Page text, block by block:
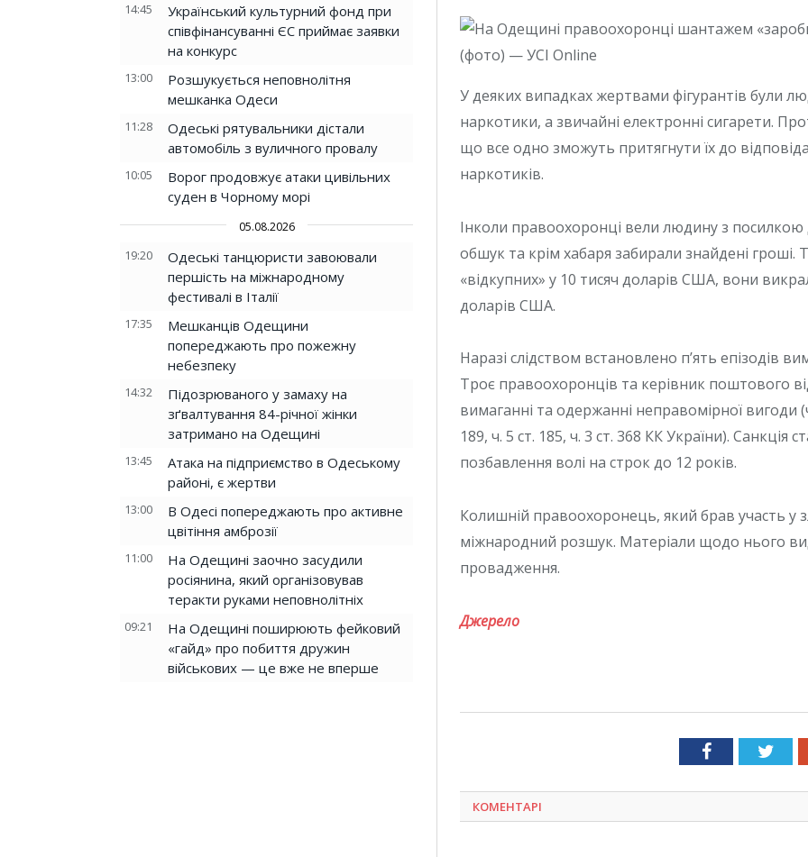
14:45
Український культурний фонд при
співфінансуванні ЄС приймає заявки
на конкурс
13:00
Розшукується неповнолітня
мешканка Одеси
11:28
Одеські рятувальники дістали
автомобіль з вуличного провалу
10:05
Ворог продовжує атаки цивільних
суден в Чорному морі
05.08.2026
19:20
Одеські танцюристи завоювали
першість на міжнародному
фестивалі в Італії
17:35
Мешканців Одещини
попереджають про пожежну
небезпеку
14:32
Підозрюваного у замаху на
зґвалтування 84-річної жінки
затримано на Одещині
13:45
Атака на підприємство в Одеському
районі, є жертви
13:00
В Одесі попереджають про активне
цвітіння амброзії
11:00
На Одещині заочно засудили
росіянина, який організовував
теракти руками неповнолітніх
09:21
На Одещині поширюють фейковий
«гайд» про побиття дружин
військових — це вже не вперше
У деяких випадках жертвами фігурантів були
наркотики, а звичайні електронні сигарети.
що все одно зможуть притягнути їх до
наркотиків.
Інколи правоохоронці вели людину з посилкою
обшук та крім хабаря забирали знайдені гроші.
«відкупних» у 10 тисяч доларів США, вони
доларів США.
Наразі слідством встановлено п’ять епізодів
Троє правоохоронців та керівник поштового
вимаганні та одержанні неправомірної вигоди
189, ч. 5 ст. 185, ч. 3 ст. 368 КК України). Санкція
позбавлення волі на строк до 12 років.
Колишній правоохоронець, який брав участь у
міжнародний розшук. Матеріали щодо нього
провадження.
Джерело
Facebook
КОМЕНТАРІ